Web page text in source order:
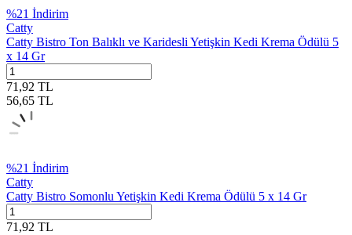
%21 İndirim
Catty
Catty Bistro Ton Balıklı ve Karidesli Yetişkin Kedi Krema Ödülü 5
x 14 Gr
71,92 TL
56,65 TL
%21 İndirim
Catty
Catty Bistro Somonlu Yetişkin Kedi Krema Ödülü 5 x 14 Gr
71,92 TL